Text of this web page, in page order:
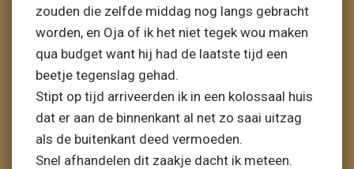
zouden die zelfde middag nog langs gebracht
worden, en Oja of ik het niet tegek wou maken
qua budget want hij had de laatste tijd een
beetje tegenslag gehad.
Stipt op tijd arriveerden ik in een kolossaal huis
dat er aan de binnenkant al net zo saai uitzag
als de buitenkant deed vermoeden.
Snel afhandelen dit zaakje dacht ik meteen.